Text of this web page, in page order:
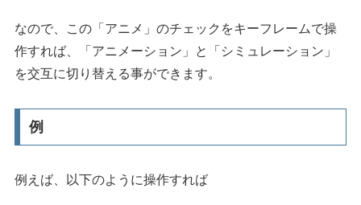
なので、この「アニメ」のチェックをキーフレームで操
作すれば、「アニメーション」と「シミュレーション」
を交互に切り替える事ができます。
例
例えば、以下のように操作すれば